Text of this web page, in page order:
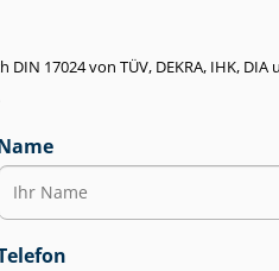
17024 von TÜV, DEKRA, IHK, DIA